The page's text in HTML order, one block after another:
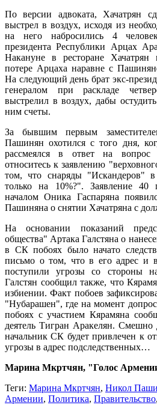
По версии адвоката, Хачатрян
выстрел в воздух, исходя из
на него набросились 4
президента Республики Арцах
Накануне в ресторане
потере Арцаха наравне с
На следующий день брат экс-
генералом при раскладе
выстрелил в воздух, дабы
ним счеты.
За бывшим первым
Пашинян охотился с того дня,
рассмеялся в ответ на
относитесь к заявлению
том, что снаряды "Искандеров"
только на 10%?". Заявление 40
началом Оника Гаспаряна
Пашиняна о снятии Хачатряна с
На основании показаний
общества" Артака Галстяна о
в СК побоях было начато
письмо о том, что в его адрес и
поступили угрозы со стороны
Галстян сообщил также, что
избиении. Факт побоев
"Нубарашен", где на момент
побоях с участием Кярамяна
деятель Тигран Аракелян.
начальник СК будет привлечен к
угрозы в адрес подследственных…
Марина Мкртчян, "Голос
Теги: Марина Мкртчян, Никол
Армении, Политика, Правительство,